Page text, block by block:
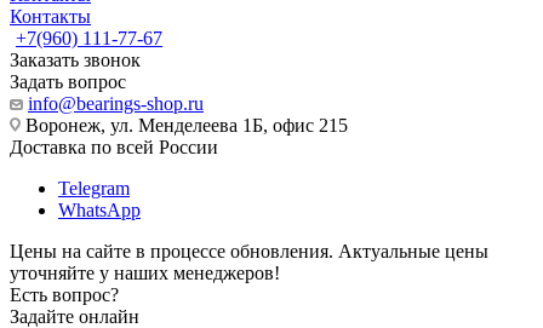
Контакты
+7(960) 111-77-67
Заказать звонок
Задать вопрос
info@bearings-shop.ru
Воронеж, ул. Менделеева 1Б, офис 215
Доставка по всей России
Telegram
WhatsApp
Цены на сайте в процессе обновления. Актуальные цены
уточняйте у наших менеджеров!
Есть вопрос?
Задайте онлайн